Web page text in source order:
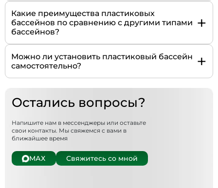
Какие преимущества пластиковых
бассейнов по сравнению с другими типами
бассейнов?
+
Можно ли установить пластиковый бассейн
самостоятельно?
+
Остались вопросы?
Напишите нам в мессенджеры или оставьте
свои контакты. Мы свяжемся с вами в
ближайшее время
МАХ Свяжитесь со мной